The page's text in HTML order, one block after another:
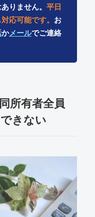
りません。 平日
応可能です。 お
かメールでご連絡
所有者全員
きない